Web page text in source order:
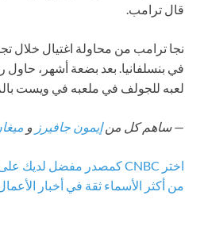
قال ترامب.
في بنسلفانيا. بعد بضعة أشهر، حاول
لعبه للجولف في ملعبه في ويست
—ساهم كل منإيمون جافيرز و
من أكثر الأسماء ثقة في أخبار